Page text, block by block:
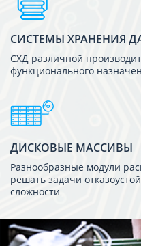
СИСТЕМЫ ХРАНЕНИЯ
СХД различной
функционального
ДИСКОВЫЕ МАССИВЫ
Разнообразные модули
решать задачи
сложности